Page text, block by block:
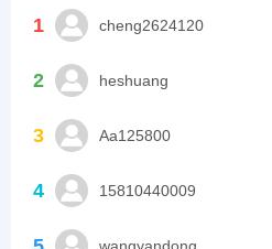
1 cheng2624120
2 heshuang
3 Aa125800
4 15810440009